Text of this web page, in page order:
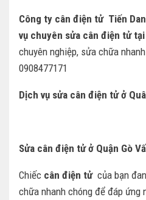
Công ty cân điện tử Tiến
vụ chuyên sửa cân điện tử tại
chuyên nghiệp, sửa chữa
0908477171
Dịch vụ sửa cân điện tử ở
Sửa cân điện tử ở Quận Gò
Chiếc cân điện tửcủa bạn
chữa nhanh chóng để đáp ứng